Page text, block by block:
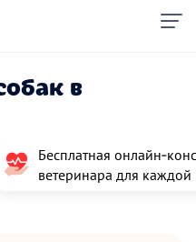
в
Бесплатная
ветеринара для